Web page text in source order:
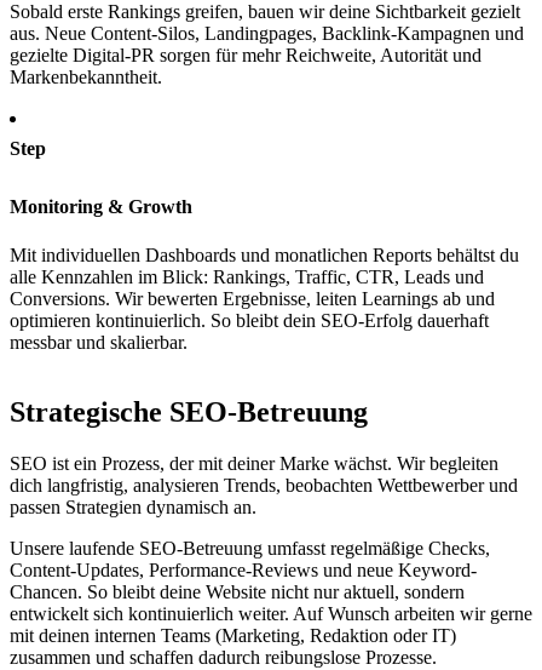
Sobald erste Rankings greifen, bauen wir deine Sichtbarkeit gezielt
aus. Neue Content-Silos, Landingpages, Backlink-Kampagnen und
gezielte Digital-PR sorgen für mehr Reichweite, Autorität und
Markenbekanntheit.
Step
Monitoring & Growth
Mit individuellen Dashboards und monatlichen Reports behältst du
alle Kennzahlen im Blick: Rankings, Traffic, CTR, Leads und
Conversions. Wir bewerten Ergebnisse, leiten Learnings ab und
optimieren kontinuierlich. So bleibt dein SEO-Erfolg dauerhaft
messbar und skalierbar.
Strategische SEO-Betreuung
SEO ist ein Prozess, der mit deiner Marke wächst. Wir begleiten
dich langfristig, analysieren Trends, beobachten Wettbewerber und
passen Strategien dynamisch an.
Unsere laufende SEO-Betreuung umfasst regelmäßige Checks,
Content-Updates, Performance-Reviews und neue Keyword-
Chancen. So bleibt deine Website nicht nur aktuell, sondern
entwickelt sich kontinuierlich weiter. Auf Wunsch arbeiten wir gerne
mit deinen internen Teams (Marketing, Redaktion oder IT)
zusammen und schaffen dadurch reibungslose Prozesse.